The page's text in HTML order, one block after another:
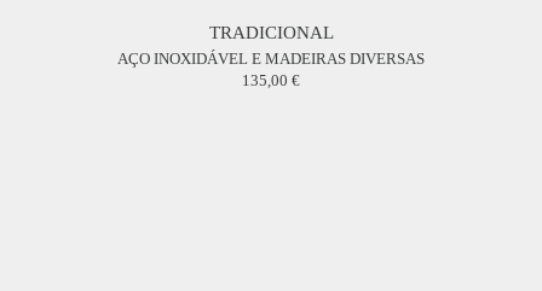
TRADICIONAL
AÇO INOXIDÁVEL E MADEIRAS DIVERSAS
135,00